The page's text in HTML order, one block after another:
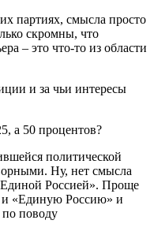
партиях, смысла просто
скромны, что
– это что-то из области
и за чьи интересы
а 50 процентов?
политической
Ну, нет смысла
Россией». Проще
и «Единую Россию» и
по поводу